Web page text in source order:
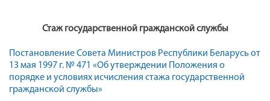
Стаж государственной гражданской службы
Постановление Совета Министров Республики Беларусь от
13 мая 1997 г. № 471 «Об утверждении Положения о
порядке и условиях исчисления стажа государственной
гражданской службы»